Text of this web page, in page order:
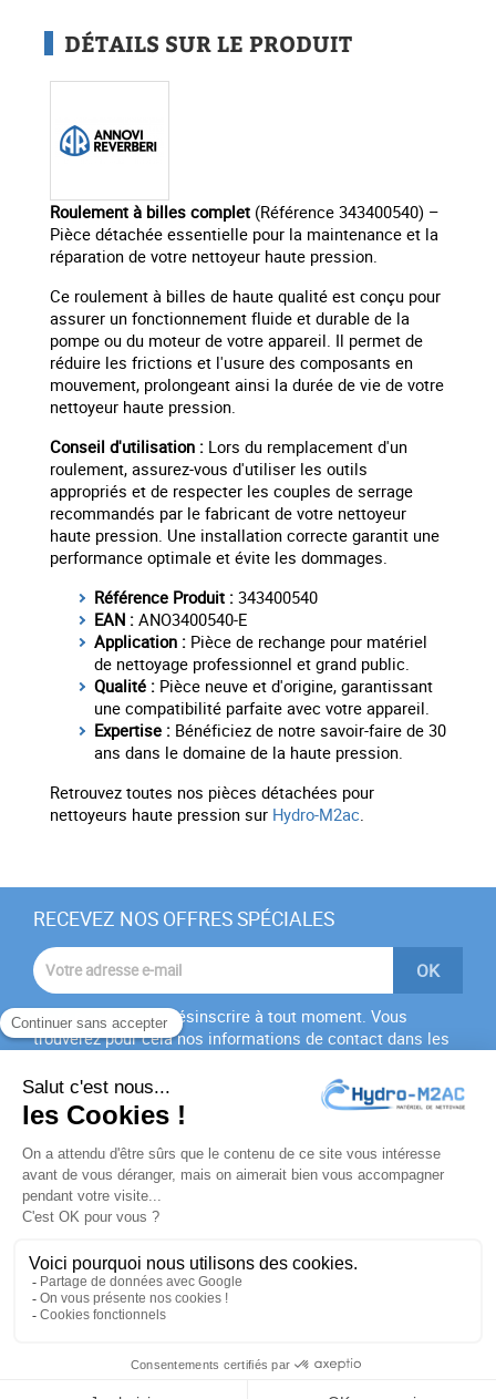
DÉTAILS SUR LE PRODUIT
Roulement à billes complet (Référence 343400540) –
Pièce détachée essentielle pour la maintenance et la
réparation de votre nettoyeur haute pression.
Ce roulement à billes de haute qualité est conçu pour
assurer un fonctionnement fluide et durable de la
pompe ou du moteur de votre appareil. Il permet de
réduire les frictions et l'usure des composants en
mouvement, prolongeant ainsi la durée de vie de votre
nettoyeur haute pression.
Conseil d'utilisation : Lors du remplacement d'un
roulement, assurez-vous d'utiliser les outils
appropriés et de respecter les couples de serrage
recommandés par le fabricant de votre nettoyeur
haute pression. Une installation correcte garantit une
performance optimale et évite les dommages.
Référence Produit : 343400540
EAN : ANO3400540-E
Application : Pièce de rechange pour matériel
de nettoyage professionnel et grand public.
Qualité : Pièce neuve et d'origine, garantissant
une compatibilité parfaite avec votre appareil.
Expertise : Bénéficiez de notre savoir-faire de 30
ans dans le domaine de la haute pression.
Retrouvez toutes nos pièces détachées pour
nettoyeurs haute pression sur Hydro-M2ac.
RECEVEZ NOS OFFRES SPÉCIALES
Vous pouvez vous désinscrire à tout moment. Vous
trouverez pour cela nos informations de contact dans les
J'accepte lesconditions générales
politique de
confidentialité
PRODUITS
NOTRE SOCIÉTÉ
VOTRE COMPTE